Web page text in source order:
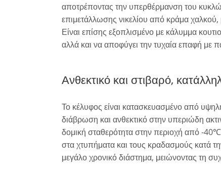
αποτρέποντας την υπερθέρμανση του
επιμετάλλωσης νικελίου από κράμα
Είναι επίσης εξοπλισμένο με κάλυμμα
αλλά και να αποφύγει την τυχαία επαφή με
Ανθεκτικό και στιβαρό,
Το κέλυφος είναι κατασκευασμένο από
διάβρωση και ανθεκτικό στην υπεριώδη
δομική σταθερότητα στην περιοχή από -
στα χτυπήματα και τους κραδασμούς κατά
μεγάλο χρονικό διάστημα, μειώνοντας τη